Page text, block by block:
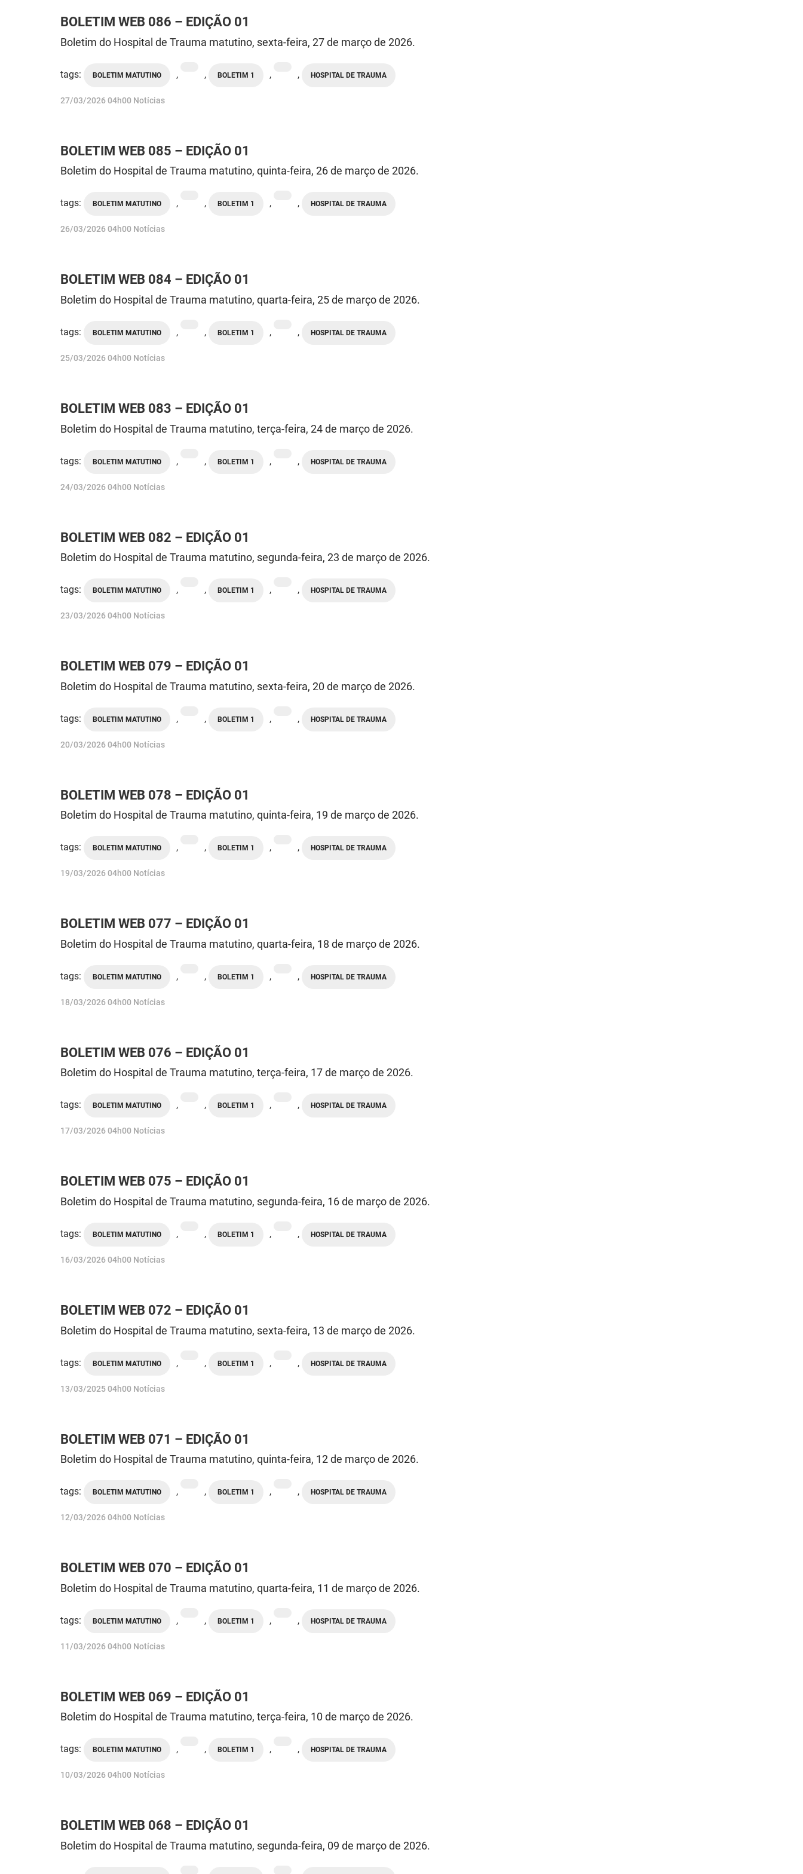
BOLETIM WEB 086 – EDIÇÃO 01
Boletim do Hospital de Trauma matutino, sexta-feira, 27 de março de 2026.
tags: BOLETIM MATUTINO , , BOLETIM 1 , , HOSPITAL DE TRAUMA
publicado
27/03/202604h00 Notícias
BOLETIM WEB 085 – EDIÇÃO 01
Boletim do Hospital de Trauma matutino, quinta-feira, 26 de março de 2026.
tags: BOLETIM MATUTINO , , BOLETIM 1 , , HOSPITAL DE TRAUMA
publicado
26/03/202604h00 Notícias
BOLETIM WEB 084 – EDIÇÃO 01
Boletim do Hospital de Trauma matutino, quarta-feira, 25 de março de 2026.
tags: BOLETIM MATUTINO , , BOLETIM 1 , , HOSPITAL DE TRAUMA
publicado
25/03/202604h00 Notícias
BOLETIM WEB 083 – EDIÇÃO 01
Boletim do Hospital de Trauma matutino, terça-feira, 24 de março de 2026.
tags: BOLETIM MATUTINO , , BOLETIM 1 , , HOSPITAL DE TRAUMA
publicado
24/03/202604h00 Notícias
BOLETIM WEB 082 – EDIÇÃO 01
Boletim do Hospital de Trauma matutino, segunda-feira, 23 de março de 2026.
tags: BOLETIM MATUTINO , , BOLETIM 1 , , HOSPITAL DE TRAUMA
publicado
23/03/202604h00 Notícias
BOLETIM WEB 079 – EDIÇÃO 01
Boletim do Hospital de Trauma matutino, sexta-feira, 20 de março de 2026.
tags: BOLETIM MATUTINO , , BOLETIM 1 , , HOSPITAL DE TRAUMA
publicado
20/03/202604h00 Notícias
BOLETIM WEB 078 – EDIÇÃO 01
Boletim do Hospital de Trauma matutino, quinta-feira, 19 de março de 2026.
tags: BOLETIM MATUTINO , , BOLETIM 1 , , HOSPITAL DE TRAUMA
publicado
19/03/202604h00 Notícias
BOLETIM WEB 077 – EDIÇÃO 01
Boletim do Hospital de Trauma matutino, quarta-feira, 18 de março de 2026.
tags: BOLETIM MATUTINO , , BOLETIM 1 , , HOSPITAL DE TRAUMA
publicado
18/03/202604h00 Notícias
BOLETIM WEB 076 – EDIÇÃO 01
Boletim do Hospital de Trauma matutino, terça-feira, 17 de março de 2026.
tags: BOLETIM MATUTINO , , BOLETIM 1 , , HOSPITAL DE TRAUMA
publicado
17/03/202604h00 Notícias
BOLETIM WEB 075 – EDIÇÃO 01
Boletim do Hospital de Trauma matutino, segunda-feira, 16 de março de 2026.
tags: BOLETIM MATUTINO , , BOLETIM 1 , , HOSPITAL DE TRAUMA
publicado
16/03/202604h00 Notícias
BOLETIM WEB 072 – EDIÇÃO 01
Boletim do Hospital de Trauma matutino, sexta-feira, 13 de março de 2026.
tags: BOLETIM MATUTINO , , BOLETIM 1 , , HOSPITAL DE TRAUMA
publicado
13/03/202504h00 Notícias
BOLETIM WEB 071 – EDIÇÃO 01
Boletim do Hospital de Trauma matutino, quinta-feira, 12 de março de 2026.
tags: BOLETIM MATUTINO , , BOLETIM 1 , , HOSPITAL DE TRAUMA
publicado
12/03/202604h00 Notícias
BOLETIM WEB 070 – EDIÇÃO 01
Boletim do Hospital de Trauma matutino, quarta-feira, 11 de março de 2026.
tags: BOLETIM MATUTINO , , BOLETIM 1 , , HOSPITAL DE TRAUMA
publicado
11/03/202604h00 Notícias
BOLETIM WEB 069 – EDIÇÃO 01
Boletim do Hospital de Trauma matutino, terça-feira, 10 de março de 2026.
tags: BOLETIM MATUTINO , , BOLETIM 1 , , HOSPITAL DE TRAUMA
publicado
10/03/202604h00 Notícias
BOLETIM WEB 068 – EDIÇÃO 01
Boletim do Hospital de Trauma matutino, segunda-feira, 09 de março de 2026.